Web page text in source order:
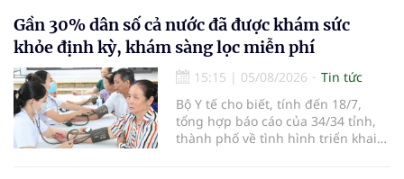
em bé đầu tiên chào đời.
Gần 30% dân số cả nước đã được khám sức
khỏe định kỳ, khám sàng lọc miễn phí
15:15 | 05/08/2026
Tin tức
Bộ Y tế cho biết, tính đến 18/7,
tổng hợp báo cáo của 34/34 tỉnh,
thành phố về tình hình triển khai